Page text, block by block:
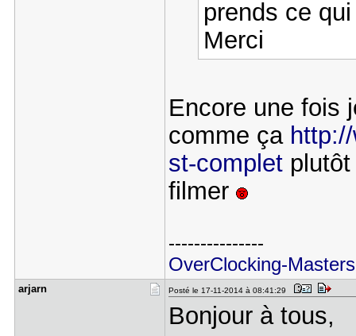
prends ce
Merci
Encore une fois
comme ça
st-completplutôt
filmer
---------------
OverClocking-Masters
arjarn Posté le 17-11-2014 à 08:41:29
Bonjour à tous,